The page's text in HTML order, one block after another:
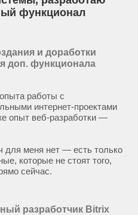
функционал
и доработки
доп. функционала
работы с
интернет-проектами
опыт веб-разработки —
меня нет — есть только
которые не стоят того,
сейчас.
разработчик Bitrix